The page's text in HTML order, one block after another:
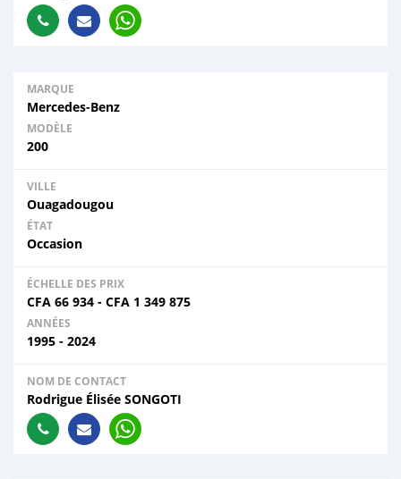
MARQUE
Mercedes-Benz
MODÈLE
200
VILLE
Ouagadougou
ÉTAT
Occasion
ÉCHELLE DES PRIX
CFA 66 934 - CFA 1 349 875
ANNÉES
1995 - 2024
NOM DE CONTACT
Rodrigue Élisée SONGOTI